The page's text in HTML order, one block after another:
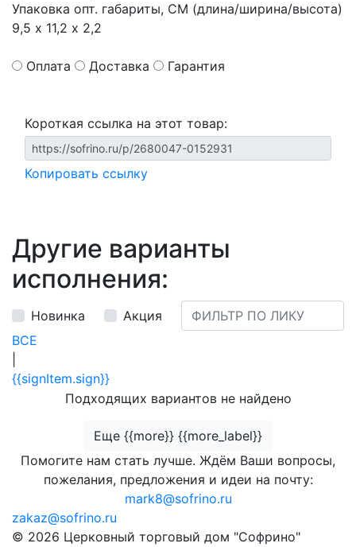
Упаковка опт. габариты, СМ (длина/ширина/высота)
9,5 х 11,2 х 2,2
Оплата Доставка Гарантия
Короткая ссылка на этот товар:
Копировать ссылку
Другие варианты
исполнения:
Новинка
Акция
ВСЕ
{{signItem.sign}}
Подходящих вариантов не найдено
Еще {{more}} {{more_label}}
Помогите нам стать лучше. Ждём Ваши вопросы,
пожелания, предложения и идеи на почту:
mark8@sofrino.ru
zakaz@sofrino.ru
© 2026 Церковный торговый дом "Софрино"